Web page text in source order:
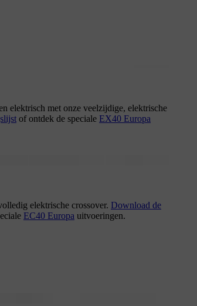
elektrisch met onze veelzijdige, elektrische
of ontdek de speciale EX40 Europa
elektrische crossover. Download de
EC40 Europa uitvoeringen.